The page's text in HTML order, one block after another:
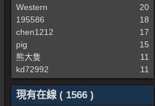
Western
20
195586
18
chen1212
17
pig
15
熊大隻
11
kd72992
11
現有在線 ( 1566 )